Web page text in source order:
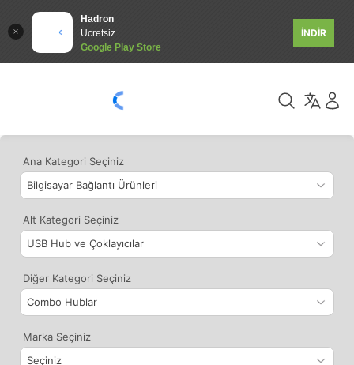
Hadron
Ücretsiz
Google Play Store
İNDİR
Ana Kategori Seçiniz
Alt Kategori Seçiniz
Diğer Kategori Seçiniz
Marka Seçiniz